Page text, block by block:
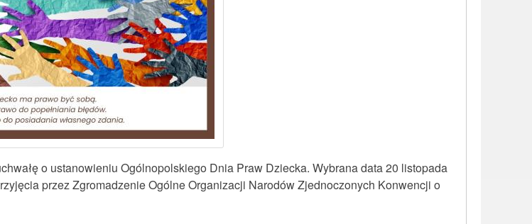
o ustanowieniu Ogólnopolskiego Dnia Praw Dziecka. Wybrana data 20 listopada
przez Zgromadzenie Ogólne Organizacji Narodów Zjednoczonych Konwencji o